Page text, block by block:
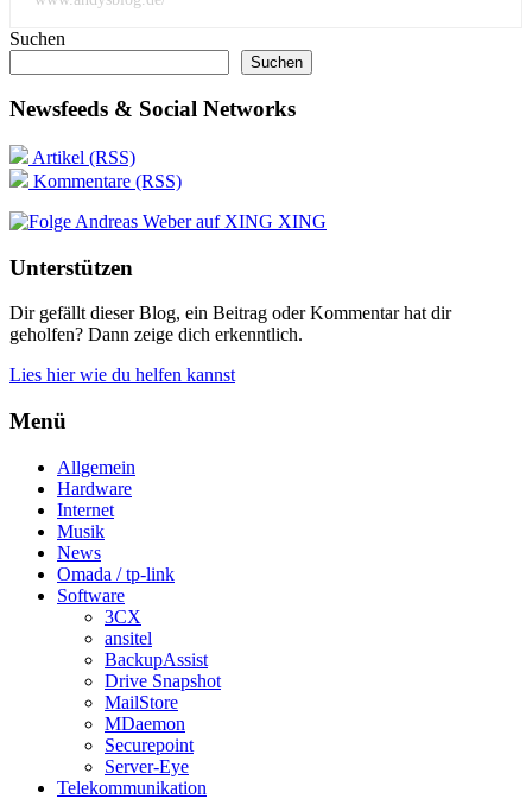
Suchen
Suchen
Newsfeeds & Social Networks
Artikel (RSS)
Kommentare (RSS)
XING
Unterstützen
Dir gefällt dieser Blog, ein Beitrag oder Kommentar hat dir
geholfen? Dann zeige dich erkenntlich.
Lies hier wie du helfen kannst
Menü
Allgemein
Hardware
Internet
Musik
News
Omada / tp-link
Software
3CX
ansitel
BackupAssist
Drive Snapshot
MailStore
MDaemon
Securepoint
Server-Eye
Telekommunikation